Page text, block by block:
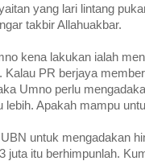
yang lari lintang
takbir Allahuakbar.
kena lakukan ialah
Kalau PR berjaya
Umno perlu
lebih. Apakah mampu
untuk mengadakan
juta itu berhimpunlah.